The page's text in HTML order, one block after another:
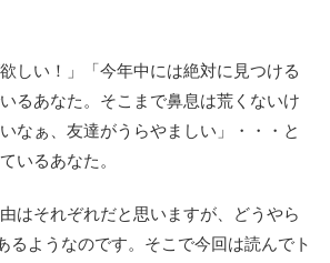
しい！」「今年中には絶対に見つける
るあなた。そこまで鼻息は荒くないけ
なぁ、友達がうらやましい」・・・と
いるあなた。
はそれぞれだと思いますが、どうやら
るようなのです。そこで今回は読んでト